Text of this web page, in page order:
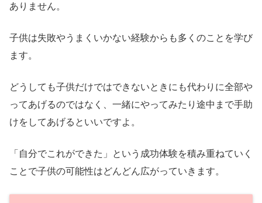
ありません。
子供は失敗やうまくいかない経験からも多くのことを学び
ます。
どうしても子供だけではできないときにも代わりに全部や
ってあげるのではなく、一緒にやってみたり途中まで手助
けをしてあげるといいですよ。
「自分でこれができた」という成功体験を積み重ねていく
ことで子供の可能性はどんどん広がっていきます。